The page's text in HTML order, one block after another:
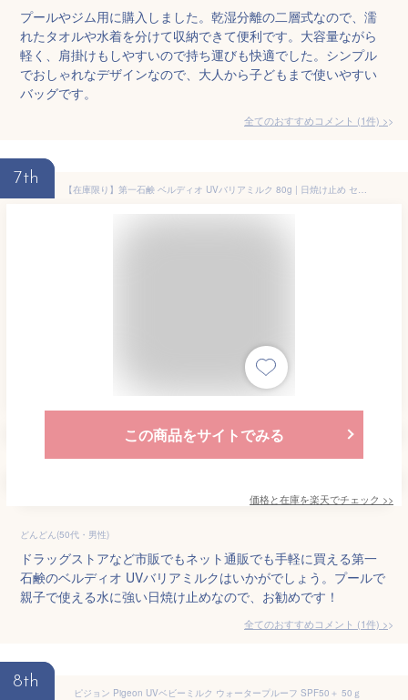
プールやジム用に購入しました。乾湿分離の二層式なので、濡
れたタオルや水着を分けて収納できて便利です。大容量ながら
軽く、肩掛けもしやすいので持ち運びも快適でした。シンプル
でおしゃれなデザインなので、大人から子どもまで使いやすい
バッグです。
全てのおすすめコメント (1件) >
7th
【在庫限り】第一石鹸 ベルディオ UVバリアミルク 80g | 日焼け止め セット UVケア 紫外線対策 SPF50 PA++++ ウォータープルーフ 敏感肌 子供 親子 海 プール アウトドア
この商品をサイトでみる
価格と在庫を楽天でチェック >>
どんどん(50代・男性)
ドラッグストアなど市販でもネット通販でも手軽に買える第一
石鹸のベルディオ UVバリアミルクはいかがでしょう。プールで
親子で使える水に強い日焼け止めなので、お勧めです！
全てのおすすめコメント (1件) >
8th
ピジョン Pigeon UVベビーミルク ウォータープルーフ SPF50＋ 50ｇ